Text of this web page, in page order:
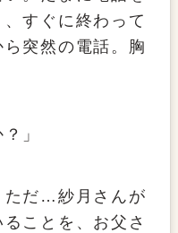
すぐに終わって
突然の電話。胸
」
ただ…紗月さんが
ことを、お父さ